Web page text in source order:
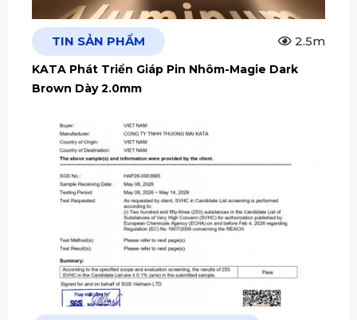
TIN SẢN PHẨM 2.5m
KATA Phát Triển Giáp Pin Nhôm-Magie Dark
Brown Dày 2.0mm